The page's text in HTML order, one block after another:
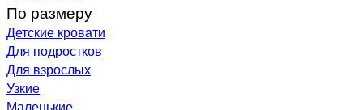
По размеру
Детские кровати
Для подростков
Для взрослых
Узкие